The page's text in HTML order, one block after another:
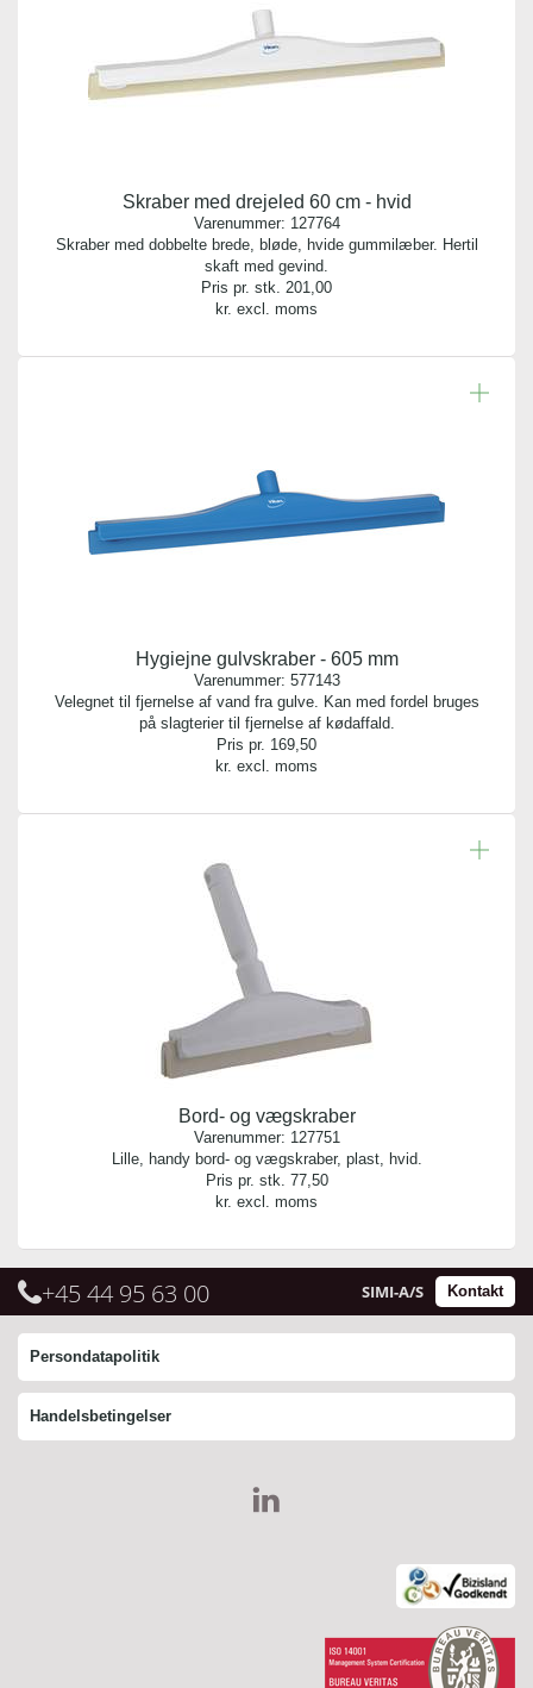
Skraber med drejeled 60 cm - hvid
Varenummer: 127764
Skraber med dobbelte brede, bløde, hvide gummilæber. Hertil
skaft med gevind.
Pris pr. stk. 201,00
kr. excl. moms
Hygiejne gulvskraber - 605 mm
Varenummer: 577143
Velegnet til fjernelse af vand fra gulve. Kan med fordel bruges
på slagterier til fjernelse af kødaffald.
Pris pr. 169,50
kr. excl. moms
Bord- og vægskraber
Varenummer: 127751
Lille, handy bord- og vægskraber, plast, hvid.
Pris pr. stk. 77,50
kr. excl. moms
+45 44 95 63 00 Kontakt
SIMI-A/S
Persondatapolitik
Handelsbetingelser